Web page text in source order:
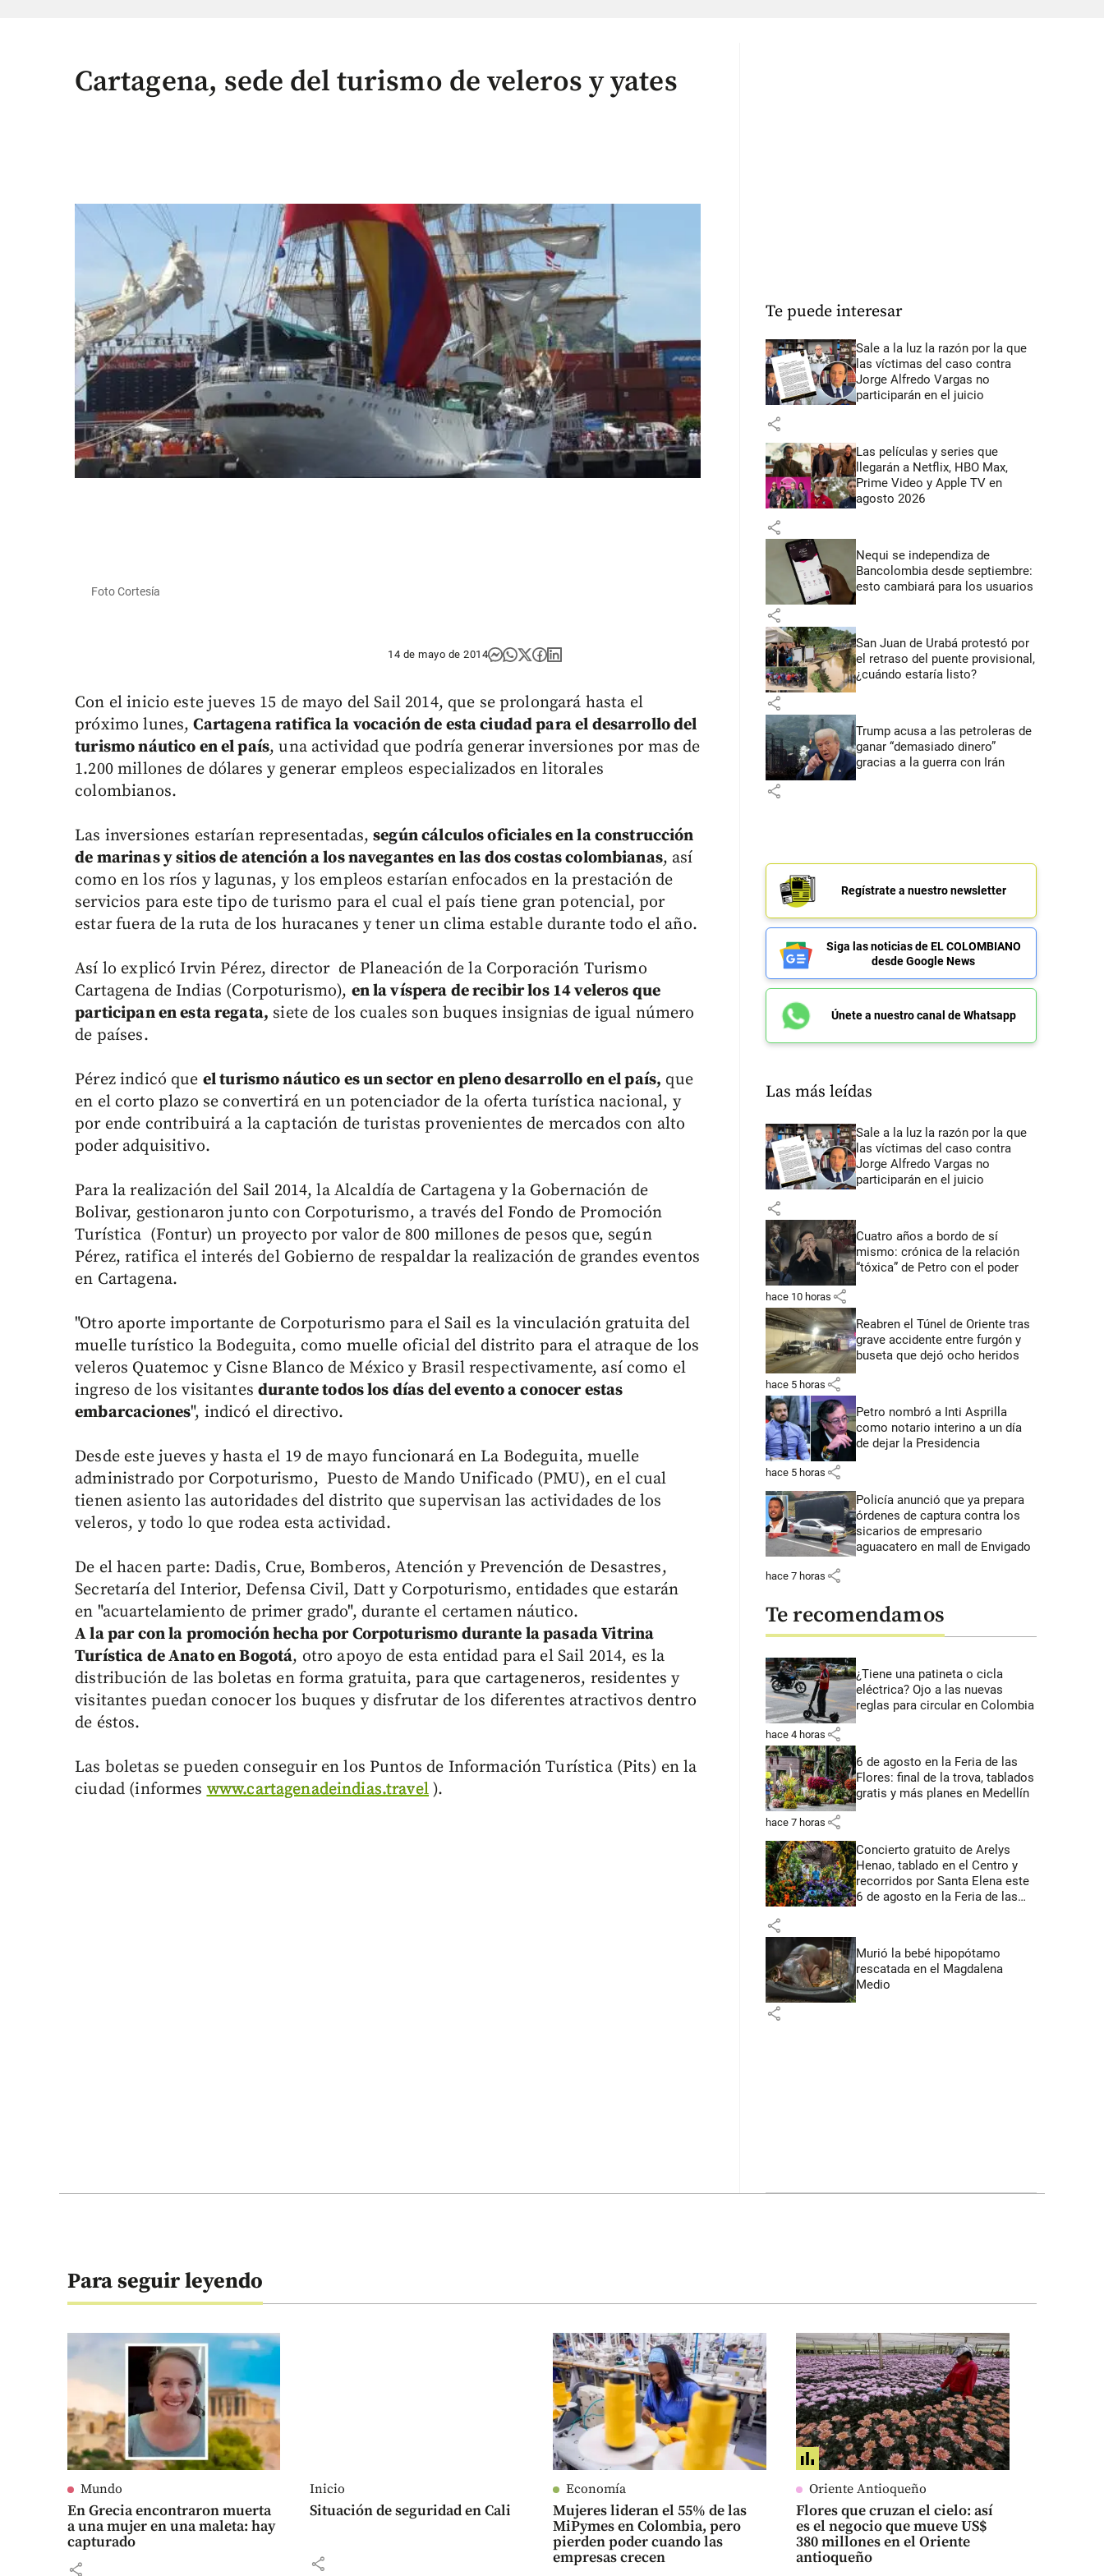
Cartagena, sede del turismo de veleros y yates
Foto Cortesía
14 de mayo de 2014
Con el inicio este jueves 15 de mayo del Sail 2014, que se prolongará hasta el
próximo lunes,Cartagena ratifica la vocación de esta ciudad para el desarrollo del
turismo náutico en el país, una actividad que podría generar inversiones por mas de
1.200 millones de dólares y generar empleos especializados en litorales
colombianos.
Las inversiones estarían representadas,según cálculos oficiales en la construcción
de marinas y sitios de atención a los navegantes en las dos costas colombianas, así
como en los ríos y lagunas, y los empleos estarían enfocados en la prestación de
servicios para este tipo de turismo para el cual el país tiene gran potencial, por
estar fuera de la ruta de los huracanes y tener un clima estable durante todo el año.
Así lo explicó Irvin Pérez, director de Planeación de la Corporación Turismo
Cartagena de Indias (Corpoturismo), en la víspera de recibir los 14 veleros que
participan en esta regata, siete de los cuales son buques insignias de igual número
de países.
Pérez indicó que el turismo náutico es un sector en pleno desarrollo en el país, que
en el corto plazo se convertirá en un potenciador de la oferta turística nacional, y
por ende contribuirá a la captación de turistas provenientes de mercados con alto
poder adquisitivo.
Para la realización del Sail 2014, la Alcaldía de Cartagena y la Gobernación de
Bolivar, gestionaron junto con Corpoturismo, a través del Fondo de Promoción
Turística (Fontur) un proyecto por valor de 800 millones de pesos que, según
Pérez, ratifica el interés del Gobierno de respaldar la realización de grandes eventos
en Cartagena.
"Otro aporte importante de Corpoturismo para el Sail es la vinculación gratuita del
muelle turístico la Bodeguita, como muelle oficial del distrito para el atraque de los
veleros Quatemoc y Cisne Blanco de México y Brasil respectivamente, así como el
ingreso de los visitantesdurante todos los días del evento a conocer estas
embarcaciones", indicó el directivo.
Desde este jueves y hasta el 19 de mayo funcionará en La Bodeguita, muelle
administrado por Corpoturismo, Puesto de Mando Unificado (PMU), en el cual
tienen asiento las autoridades del distrito que supervisan las actividades de los
veleros, y todo lo que rodea esta actividad.
De el hacen parte: Dadis, Crue, Bomberos, Atención y Prevención de Desastres,
Secretaría del Interior, Defensa Civil, Datt y Corpoturismo, entidades que estarán
en "acuartelamiento de primer grado", durante el certamen náutico.
A la par con la promoción hecha por Corpoturismo durante la pasada Vitrina
Turística de Anato en Bogotá, otro apoyo de esta entidad para el Sail 2014, es la
distribución de las boletas en forma gratuita, para que cartageneros, residentes y
visitantes puedan conocer los buques y disfrutar de los diferentes atractivos dentro
de éstos.
Las boletas se pueden conseguir en los Puntos de Información Turística (Pits) en la
ciudad (informeswww.cartagenadeindias.travel).
Te puede interesar
Sale a la luz la razón por la que
las víctimas del caso contra
Jorge Alfredo Vargas no
participarán en el juicio
share
Las películas y series que
llegarán a Netflix, HBO Max,
Prime Video y Apple TV en
agosto 2026
share
Nequi se independiza de
Bancolombia desde septiembre:
esto cambiará para los usuarios
share
San Juan de Urabá protestó por
el retraso del puente provisional,
¿cuándo estaría listo?
share
Trump acusa a las petroleras de
ganar “demasiado dinero”
gracias a la guerra con Irán
share
Regístrate a nuestro newsletter
Siga las noticias de EL COLOMBIANO
desde Google News
Únete a nuestro canal de Whatsapp
Las más leídas
Sale a la luz la razón por la que
las víctimas del caso contra
Jorge Alfredo Vargas no
participarán en el juicio
share
Cuatro años a bordo de sí
mismo: crónica de la relación
“tóxica” de Petro con el poder
hace 10 horas share
Reabren el Túnel de Oriente tras
grave accidente entre furgón y
buseta que dejó ocho heridos
hace 5 horas share
Petro nombró a Inti Asprilla
como notario interino a un día
de dejar la Presidencia
hace 5 horas share
Policía anunció que ya prepara
órdenes de captura contra los
sicarios de empresario
aguacatero en mall de Envigado
hace 7 horas share
Te recomendamos
¿Tiene una patineta o cicla
eléctrica? Ojo a las nuevas
reglas para circular en Colombia
hace 4 horas share
6 de agosto en la Feria de las
Flores: final de la trova, tablados
gratis y más planes en Medellín
hace 7 horas share
Concierto gratuito de Arelys
Henao, tablado en el Centro y
recorridos por Santa Elena este
6 de agosto en la Feria de las
share
Murió la bebé hipopótamo
rescatada en el Magdalena
Medio
share
Para seguir leyendo
Mundo
En Grecia encontraron muerta
a una mujer en una maleta: hay
capturado
share
Inicio
Situación de seguridad en Cali
share
Economía
Mujeres lideran el 55% de las
MiPymes en Colombia, pero
pierden poder cuando las
empresas crecen
Oriente Antioqueño
Flores que cruzan el cielo: así
es el negocio que mueve US$
380 millones en el Oriente
antioqueño